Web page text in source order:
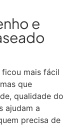
e
mais fácil
que
qualidade do
ajudam a
precisa de